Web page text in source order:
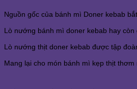
Nguồn gốc của bánh mì Doner kebab
Lò nướng bánh mì doner kebab hay
Lò nướng thịt doner kebab được tập
Mang lại cho món bánh mì kẹp thịt